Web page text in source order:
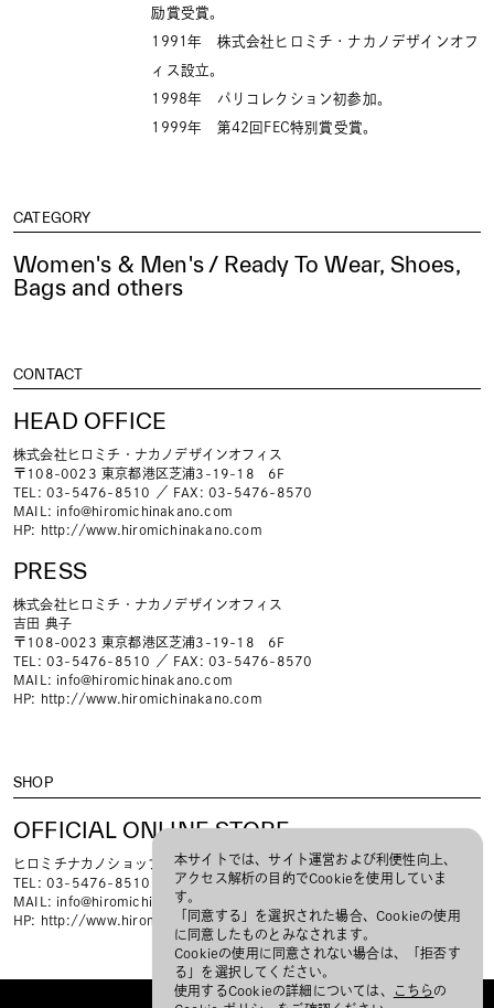
励賞受賞。
1991年 株式会社ヒロミチ・ナカノデザインオフ
ィス設立。
1998年 パリコレクション初参加。
1999年 第42回FEC特別賞受賞。
CATEGORY
Women's & Men's / Ready To Wear, Shoes,
Bags and others
CONTACT
HEAD OFFICE
株式会社ヒロミチ・ナカノデザインオフィス
〒108-0023 東京都港区芝浦3-19-18 6F
TEL: 03-5476-8510 ／ FAX: 03-5476-8570
MAIL: info@hiromichinakano.com
HP: http://www.hiromichinakano.com
PRESS
株式会社ヒロミチ・ナカノデザインオフィス
吉田 典子
〒108-0023 東京都港区芝浦3-19-18 6F
TEL: 03-5476-8510 ／ FAX: 03-5476-8570
MAIL: info@hiromichinakano.com
HP: http://www.hiromichinakano.com
SHOP
OFFICIAL ONLINE STORE
ヒロミチナカノショップ
TEL: 03-5476-8510
MAIL: info@hiromichinakano-shop.com
HP: http://www.hiromichinakano-shop.com/
本サイトでは、サイト運営および利便性向上、
アクセス解析の目的でCookieを使用していま
す。
「同意する」を選択された場合、Cookieの使用
に同意したものとみなされます。
Cookieの使用に同意されない場合は、「拒否す
る」を選択してください。
使用するCookieの詳細については、
こちらの